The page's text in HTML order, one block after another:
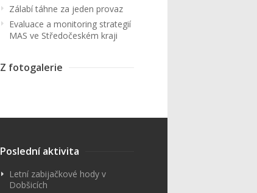
Zálabí táhne za jeden provaz
Evaluace a monitoring strategií
MAS ve Středočeském kraji
Z fotogalerie
Poslední aktivita
Letní zabijačkové hody v
Dobšicích